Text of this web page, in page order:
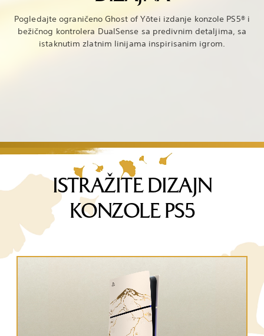
Pogledajte ograničeno Ghost of Yōtei izdanje konzole PS5® i
bežičnog kontrolera DualSense sa predivnim detaljima, sa
istaknutim zlatnim linijama inspirisanim igrom.
ISTRAŽITE DIZAJN
KONZOLE PS5